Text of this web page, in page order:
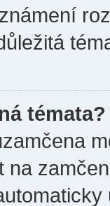
témata?
na